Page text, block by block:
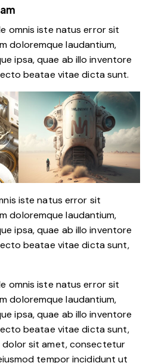
omnis iste natus error sit
doloremque laudantium,
ipsa, quae ab illo inventore
beatae vitae dicta sunt.
iste natus error sit
doloremque laudantium,
ipsa, quae ab illo inventore
beatae vitae dicta sunt,
omnis iste natus error sit
doloremque laudantium,
ipsa, quae ab illo inventore
beatae vitae dicta sunt,
dolor sit amet, consectetur
tempor incididunt ut